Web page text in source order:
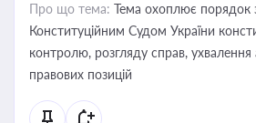
Про що тема: Тема охоплює порядок
Конституційним Судом України
контролю, розгляду справ, ухвалення
правових позицій